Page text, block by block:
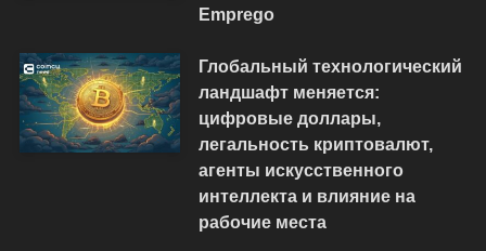
Emprego
Глобальный технологический
ландшафт меняется:
цифровые доллары,
легальность криптовалют,
агенты искусственного
интеллекта и влияние на
рабочие места